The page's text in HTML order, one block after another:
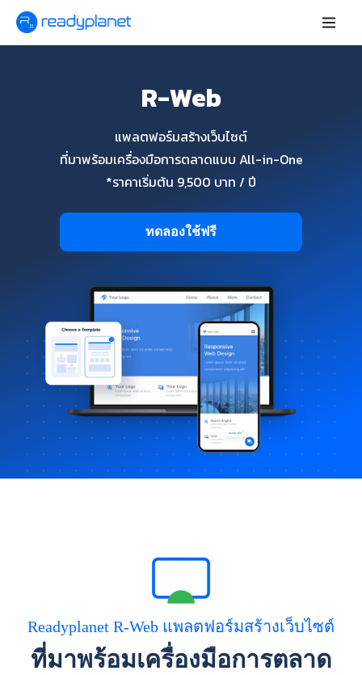
R-Web
แพลตฟอร์มสร้างเว็บไซต์
ที่มาพร้อมเครื่องมือการตลาดแบบ All-in-One
*ราคาเริ่มต้น 9,500 บาท / ปี
ทดลองใช้ฟรี
Readyplanet R-Web แพลตฟอร์มสร้างเว็บไซต์
ที่มาพร้อมเครื่องมือการตลาด